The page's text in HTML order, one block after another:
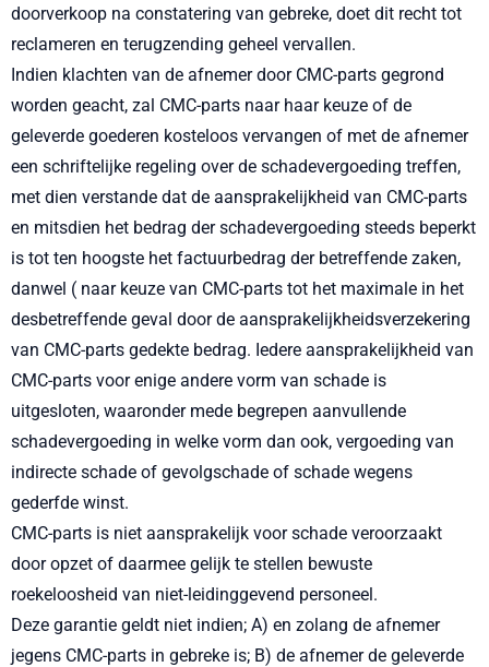
doorverkoop na constatering van gebreke, doet dit recht tot
reclameren en terugzending geheel vervallen.
Indien klachten van de afnemer door CMC-parts gegrond
worden geacht, zal CMC-parts naar haar keuze of de
geleverde goederen kosteloos vervangen of met de afnemer
een schriftelijke regeling over de schadevergoeding treffen,
met dien verstande dat de aansprakelijkheid van CMC-parts
en mitsdien het bedrag der schadevergoeding steeds beperkt
is tot ten hoogste het factuurbedrag der betreffende zaken,
danwel ( naar keuze van CMC-parts tot het maximale in het
desbetreffende geval door de aansprakelijkheidsverzekering
van CMC-parts gedekte bedrag. Iedere aansprakelijkheid van
CMC-parts voor enige andere vorm van schade is
uitgesloten, waaronder mede begrepen aanvullende
schadevergoeding in welke vorm dan ook, vergoeding van
indirecte schade of gevolgschade of schade wegens
gederfde winst.
CMC-parts is niet aansprakelijk voor schade veroorzaakt
door opzet of daarmee gelijk te stellen bewuste
roekeloosheid van niet-leidinggevend personeel.
Deze garantie geldt niet indien; A) en zolang de afnemer
jegens CMC-parts in gebreke is; B) de afnemer de geleverde